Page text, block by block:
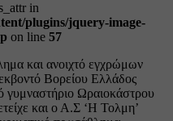
in
plugins/jquery-image-
on line 57
και ανοιχτό εγχρώμων
Βορείου Ελλάδος
Ωραιοκάστρου
και ο Α.Σ ‘Η Τολμη’